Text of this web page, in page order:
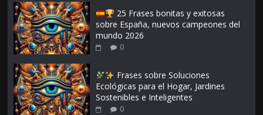
25 Frases bonitas y exitosas
sobre España, nuevos campeones del
mundo 2026
0
Frases sobre Soluciones
Ecológicas para el Hogar, Jardines
Sostenibles e Inteligentes
0